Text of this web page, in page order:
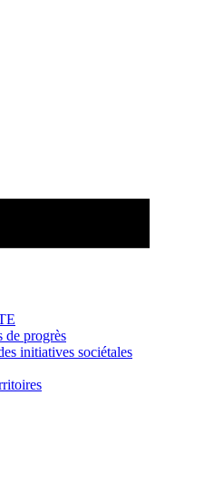
de progrès
initiatives sociétales